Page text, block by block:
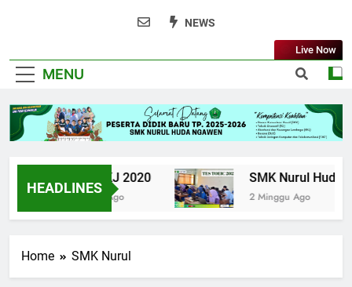
NEWS
MENU
Live Now
HEADLINES
UPK TKJ 2020
6 Tahun Ago
SMK Nurul Huda
2 Minggu Ago
Home SMK Nurul